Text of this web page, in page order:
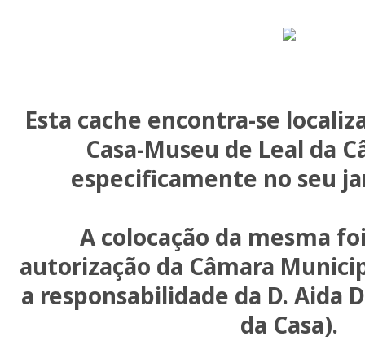
Esta cache encontra-se
Casa-Museu de Leal da
especificamente no seu
A colocação da mesma
autorização da Câmara
a responsabilidade da D. Aida
da Casa).